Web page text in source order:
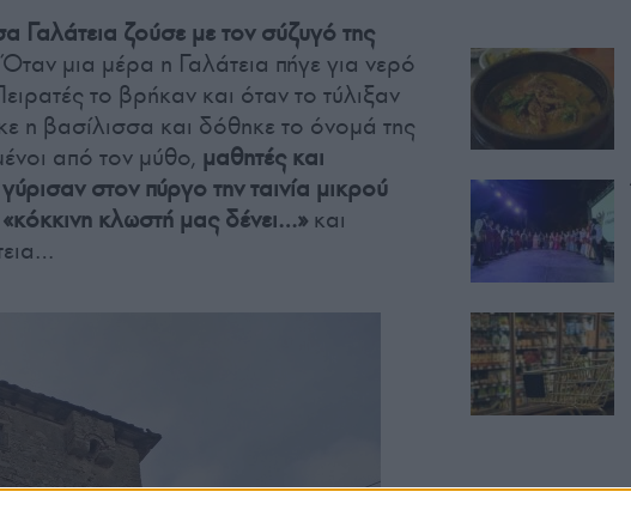
Γαλάτεια ζούσε με τον σύζυγό της
μια μέρα η Γαλάτεια πήγε για νερό
το βρήκαν και όταν το τύλιξαν
η βασίλισσα και δόθηκε το όνομά της
από τον μύθο, μαθητές και
στον πύργο την ταινία μικρού
κλωστή μας δένει…» και